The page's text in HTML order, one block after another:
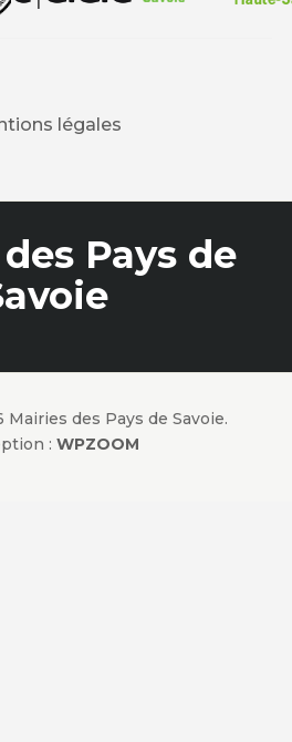
légales
Pays de
des Pays de Savoie.
: WPZOOM